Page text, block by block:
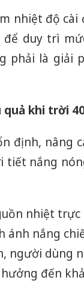
nhiệt độ
để duy trì
phải là giải
quả khi trời
định, nâng
nắng
nhiệt
nắng
người dùng
đến